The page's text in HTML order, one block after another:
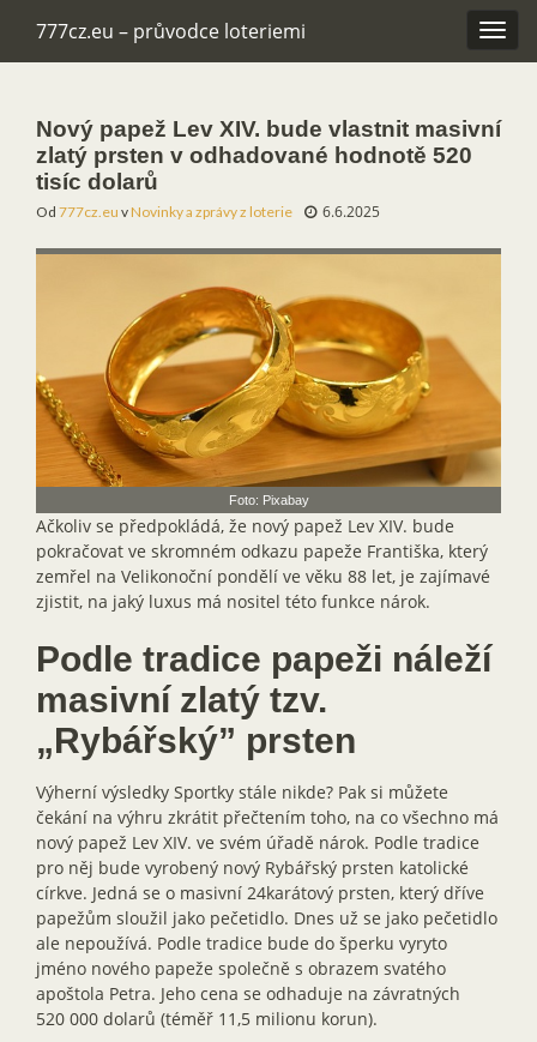
777cz.eu – průvodce loteriemi
Nový papež Lev XIV. bude vlastnit masivní
zlatý prsten v odhadované hodnotě 520
tisíc dolarů
Od 777cz.eu vNovinky a zprávy z loterie 6.6.2025
Foto: Pixabay
Ačkoliv se předpokládá, že nový papež Lev XIV. bude
pokračovat ve skromném odkazu papeže Františka, který
zemřel na Velikonoční pondělí ve věku 88 let, je zajímavé
zjistit, na jaký luxus má nositel této funkce nárok.
Podle tradice papeži náleží
masivní zlatý tzv.
„Rybářský” prsten
Výherní výsledky Sportky stále nikde? Pak si můžete
čekání na výhru zkrátit přečtením toho, na co všechno má
nový papež Lev XIV. ve svém úřadě nárok. Podle tradice
pro něj bude vyrobený nový Rybářský prsten katolické
církve. Jedná se o masivní 24karátový prsten, který dříve
papežům sloužil jako pečetidlo. Dnes už se jako pečetidlo
ale nepoužívá. Podle tradice bude do šperku vyryto
jméno nového papeže společně s obrazem svatého
apoštola Petra. Jeho cena se odhaduje na závratných
520 000 dolarů (téměř 11,5 milionu korun).